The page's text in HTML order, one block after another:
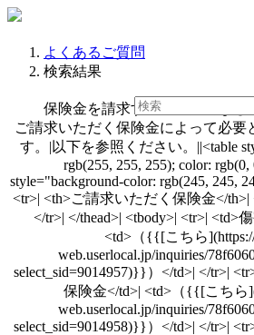
よくあるご質問
検索結果
保険金を請求するのに必要なも
ご請求いただく保険金によって必要
す。|以下を参照ください。||<table
rgb(255, 255, 255); color: rgb(0,
style="background-color: rgb(245, 245,
<tr>| <th>ご請求いただく保険金</
</tr>| </thead>| <tbody>| <tr>| <td>
<td>（{{[こちら
web.userlocal.jp/inquiries/
select_sid=9014957)}}）</td>| </tr>|
保険金</td>| <td>（{{[こちら
web.userlocal.jp/inquiries/
select_sid=9014958)}}）</td>| </tr>|